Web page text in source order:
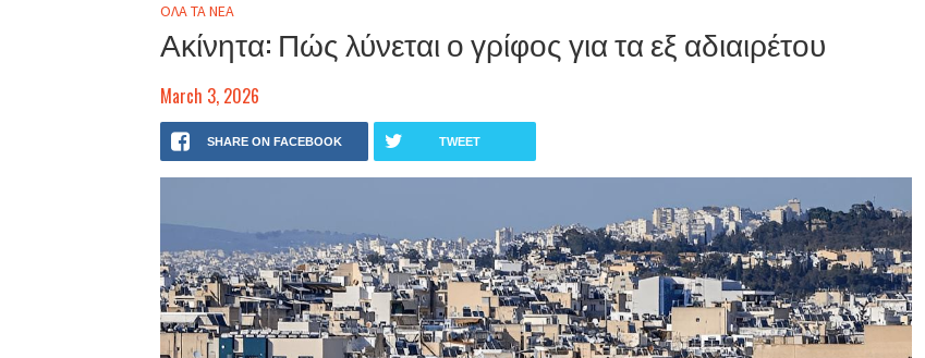
ΟΛΑ ΤΑ ΝΕΑ
Ακίνητα: Πώς λύνεται ο γρίφος για τα εξ αδιαιρέτου
March 3, 2026
SHARE ON FACEBOOK TWEET